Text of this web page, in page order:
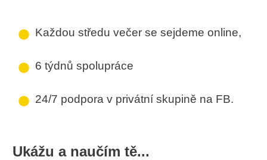
Každou středu večer se sejdeme online,
6 týdnů spolupráce
24/7 podpora v privátní skupině na FB.
Ukážu a naučím tě...